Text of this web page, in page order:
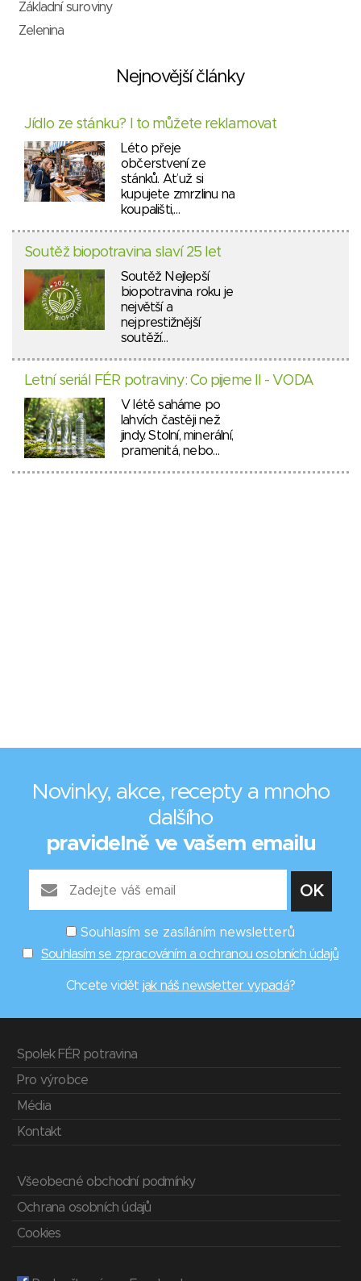
Základní suroviny
Zelenina
Nejnovější články
Jídlo ze stánku? I to můžete reklamovat
Léto přeje
občerstvení ze
stánků. Ať už si
kupujete zmrzlinu na
koupališti,…
Soutěž biopotravina slaví 25 let
Soutěž Nejlepší
biopotravina roku je
největší a
nejprestižnější
soutěží…
Letní seriál FÉR potraviny: Co pijeme II - VODA
V létě saháme po
lahvích častěji než
jindy. Stolní, minerální,
pramenitá, nebo…
Novinky, akce, recepty a mnoho
dalšího
pravidelně ve vašem emailu
Souhlasím se zasíláním newsletterů
Souhlasím se zpracováním a ochranou osobních údajů
Chcete vidět jak náš newsletter vypadá?
Spolek FÉR potravina
Pro výrobce
Média
Kontakt
Všeobecné obchodní podmínky
Ochrana osobních údajů
Cookies